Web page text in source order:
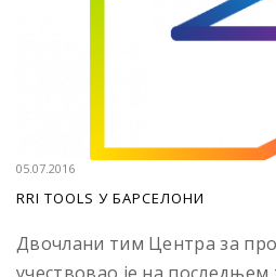
05.07.2016
RRI TOOLS У БАРСЕЛОНИ
Двочлани тим Центра за